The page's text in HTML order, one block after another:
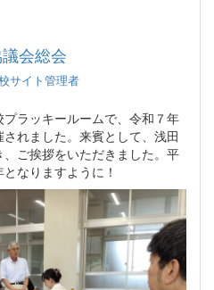
会総会
サイト管理者
ラッキールームで、令和７年
れました。来賓として、浅田
ご挨拶をいただきました。平
なりますように！